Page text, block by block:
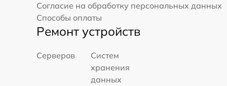
Согласие на обработку персональных данных
Способы оплаты
Ремонт устройств
Серверов
Систем
хранения
данных